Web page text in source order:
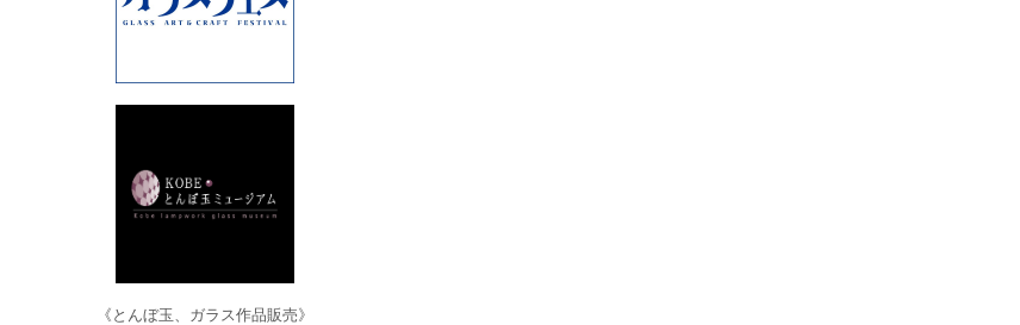
《とんぼ玉、ガラス作品販売》